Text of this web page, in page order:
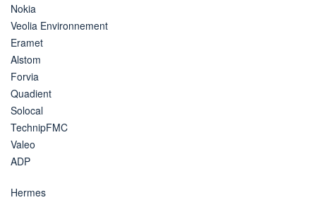
Nokia
Veolia Environnement
Eramet
Alstom
Forvia
Quadient
Solocal
TechnipFMC
Valeo
ADP
Hermes